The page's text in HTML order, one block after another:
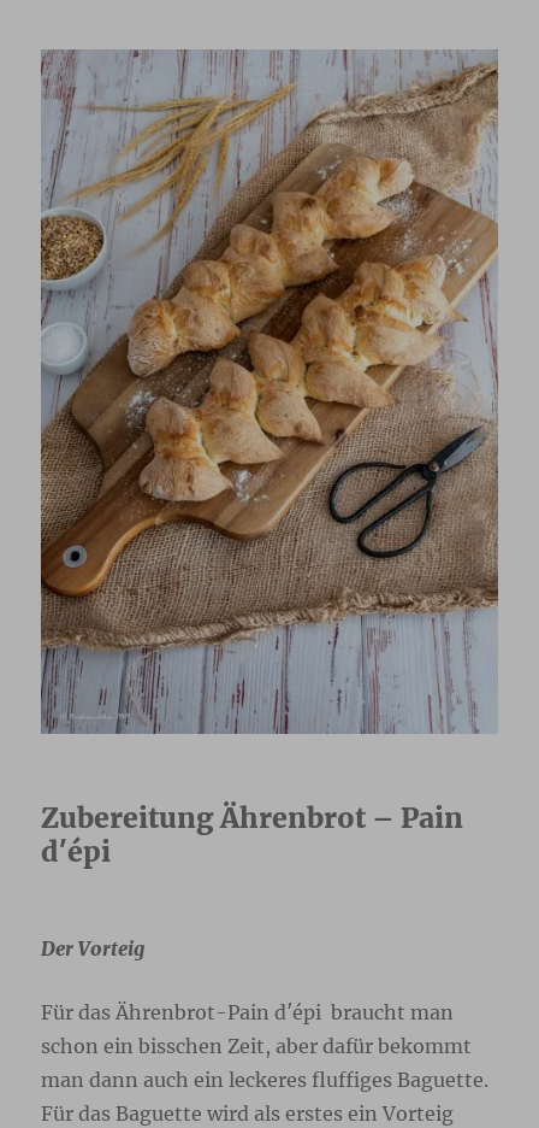
Zubereitung Ährenbrot – Pain
d′épi
Der Vorteig
Für das Ährenbrot-Pain d′épi braucht man
schon ein bisschen Zeit, aber dafür bekommt
man dann auch ein leckeres fluffiges Baguette.
Für das Baguette wird als erstes ein Vorteig